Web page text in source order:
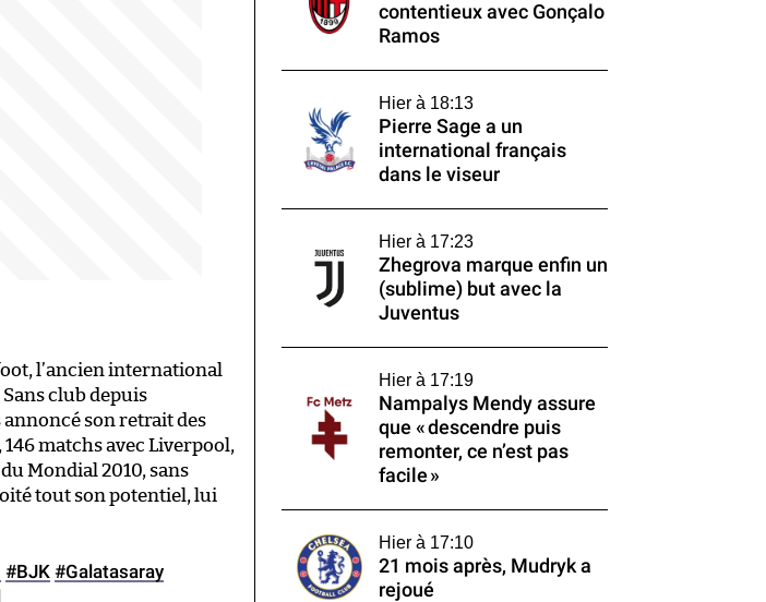
l’ancien international
club depuis
annoncé son retrait des
146 matchs avec Liverpool,
Mondial 2010, sans
tout son potentiel, lui
#BJK #Galatasaray
contentieux avec Gonçalo
Ramos
Hier à 18:13
Pierre Sage a un
international français
dans le viseur
Hier à 17:23
Zhegrova marque enfin un
(sublime) but avec la
Juventus
Hier à 17:19
Nampalys Mendy assure
que « descendre puis
remonter, ce n’est pas
facile »
Hier à 17:10
21 mois après, Mudryk a
rejoué